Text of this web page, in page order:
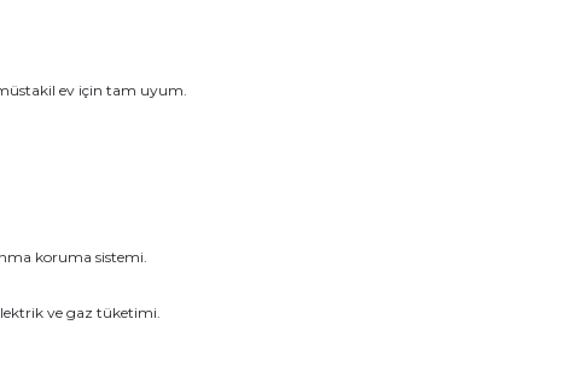
ev için tam uyum.
koruma sistemi.
ve gaz tüketimi.